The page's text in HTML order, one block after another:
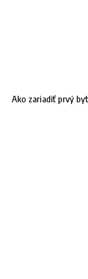
Ako zariadiť prvý